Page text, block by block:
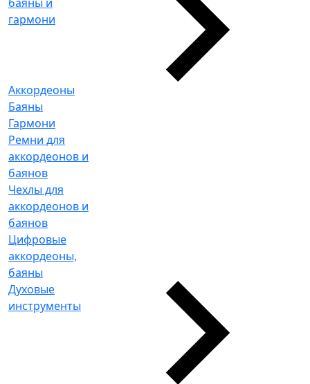
гармони
Аккордеоны
Баяны
Гармони
Ремни для
аккордеонов и
баянов
Чехлы для
аккордеонов и
баянов
Цифровые
аккордеоны,
баяны
Духовые
инструменты